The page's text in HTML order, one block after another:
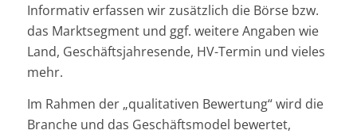
Informativ erfassen wir zusätzlich die Börse bzw.
das Marktsegment und ggf. weitere Angaben wie
Land, Geschäftsjahresende, HV-Termin und vieles
mehr.
Im Rahmen der „qualitativen Bewertung“ wird die
Branche und das Geschäftsmodel bewertet,